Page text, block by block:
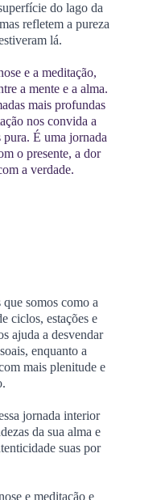
do lago da
refletem a pureza
lá.
e a meditação,
a mente e a alma.
mais profundas
nos convida a
pura. É uma jornada
o presente, a dor
a verdade.
somos como a
ciclos, estações e
ajuda a desvendar
enquanto a
mais plenitude e
jornada interior
da sua alma e
suas por
e meditação e